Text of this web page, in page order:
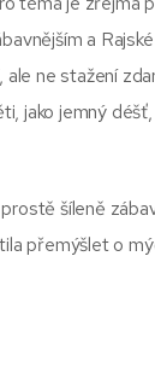
a
ale ne stažení
jako jemný
šíleně
přemýšlet o